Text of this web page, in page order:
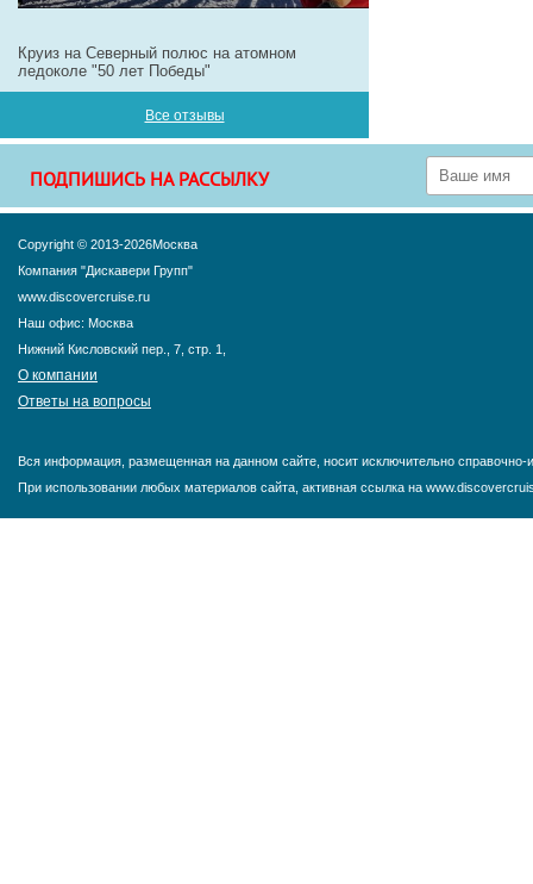
Круиз на Северный полюс на атомном
ледоколе "50 лет Победы"
Все отзывы
ПОДПИШИСЬ НА РАССЫЛКУ
Copyright © 2013-2026Москва
Компания "Дискавери Групп"
www.discovercruise.ru
Наш офис: Москва
Нижний Кисловский пер., 7, стр. 1,
О компании
Ответы на вопросы
Вся информация, размещенная на данном сайте, носит исключительно
При использовании любых материалов сайта, активная ссылка на